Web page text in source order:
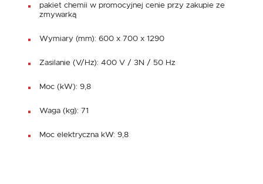
pakiet chemii w promocyjnej cenie przy zakupie ze
zmywarką
Wymiary (mm): 600 x 700 x 1290
Zasilanie (V/Hz): 400 V / 3N / 50 Hz
Moc (kW): 9,8
Waga (kg): 71
Moc elektryczna kW: 9,8